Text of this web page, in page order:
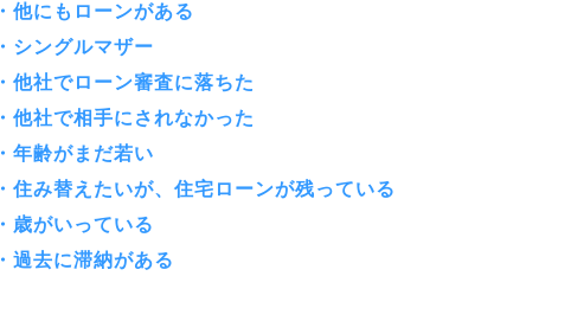
・他にもローンがある
・シングルマザー
・他社でローン審査に落ちた
・他社で相手にされなかった
・年齢がまだ若い
・住み替えたいが、住宅ローンが残っている
・歳がいっている
・過去に滞納がある